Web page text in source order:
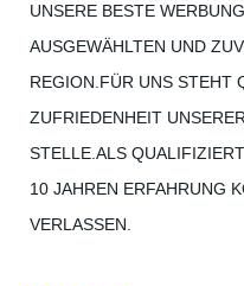
UNSERE BESTE
AUSGEWÄHLTEN UND
REGION.FÜR UNS STEHT
ZUFRIEDENHEIT
STELLE.ALS
10 JAHREN ERFAHRUNG
VERLASSEN.